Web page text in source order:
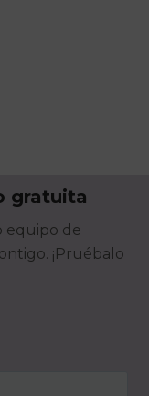
gratuita
equipo de
¡Pruébalo